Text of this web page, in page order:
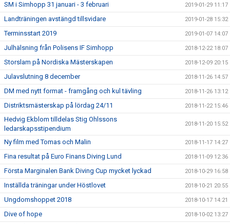
SM i Simhopp 31 januari - 3 februari 2019-01-29 11:17
Landträningen avstängd tillsvidare 2019-01-28 15:32
Terminsstart 2019 2019-01-07 14:07
Julhälsning från Polisens IF Simhopp 2018-12-22 18:07
Storslam på Nordiska Mästerskapen 2018-12-09 20:15
Julavslutning 8 december 2018-11-26 14:57
DM med nytt format - framgång och kul tävling 2018-11-26 13:12
Distriktsmästerskap på lördag 24/11 2018-11-22 15:46
Hedvig Ekblom tilldelas Stig Ohlssons
ledarskapsstipendium
2018-11-20 15:52
Ny film med Tomas och Malin 2018-11-17 14:27
Fina resultat på Euro Finans Diving Lund 2018-11-09 12:36
Första Marginalen Bank Diving Cup mycket lyckad 2018-10-29 16:58
Inställda träningar under Höstlovet 2018-10-21 20:55
Ungdomshoppet 2018 2018-10-17 14:21
Dive of hope 2018-10-02 13:27